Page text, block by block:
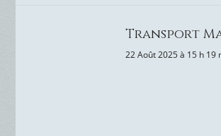
Transport
22 Août 2025 à 15 h 19